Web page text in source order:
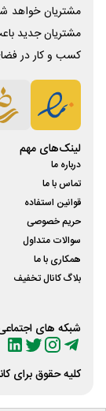
مشتریان خواهد
مشتریان جدید
کسب و کار در
لینک‌های مهم
درباره ما
تماس با ما
قوانین استفاده
حریم خصوصی
سوالات متداول
همکاری با ما
بلاگ کانال تخفیف
شبکه های
کلیه حقوق برای